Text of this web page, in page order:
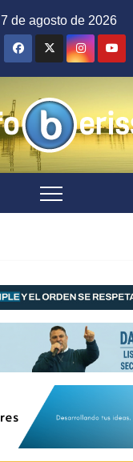
7 de agosto de 2026